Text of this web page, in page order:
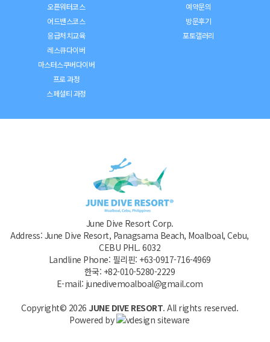
오픈워터코스
어드밴스코스
응급처치교육
레스큐다이버
마스터스쿠버다이버
프로 과정
스페셜티 과정
예약문의
방문후기
포토갤러리
June Dive Resort Corp.
Address: June Dive Resort, Panagsama Beach, Moalboal, Cebu,
CEBU PHL. 6032
Landline Phone: 필리핀: +63-0917-716-4969
한국: +82-010-5280-2229
E-mail: junedivemoalboal@gmail.com
Copyright© 2026 JUNE DIVE RESORT. All rights reserved.
Powered by